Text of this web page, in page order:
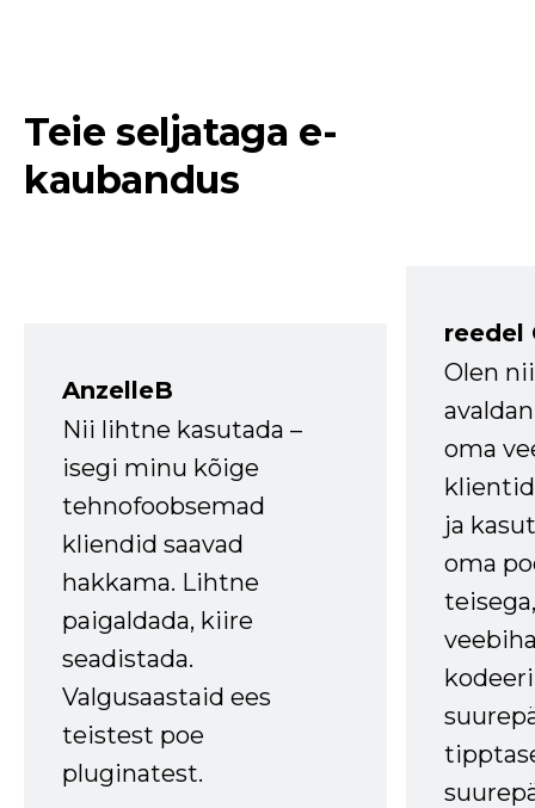
Teie seljataga e-
kaubandus
AnzelleB
Nii lihtne kasutada –
isegi minu kõige
tehnofoobsemad
kliendid saavad
hakkama. Lihtne
paigaldada, kiire
seadistada.
Valgusaastaid ees
teistest poe
pluginatest.
reedel
Olen
oma
ja
oma